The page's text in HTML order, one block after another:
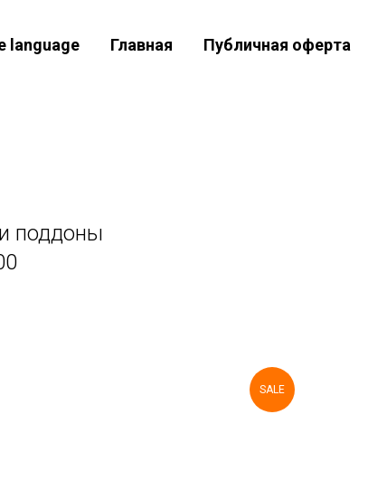
language Главная Публичная оферта
поддоны
SALE